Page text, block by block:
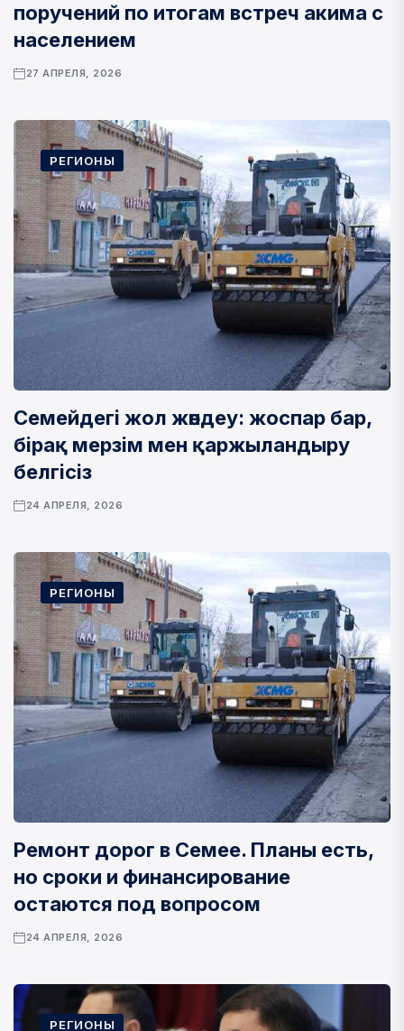
поручений по итогам встреч акима с
населением
27 АПРЕЛЯ, 2026
РЕГИОНЫ
Семейдегі жол жөндеу: жоспар бар,
бірақ мерзім мен қаржыландыру
белгісіз
24 АПРЕЛЯ, 2026
РЕГИОНЫ
Ремонт дорог в Семее. Планы есть,
но сроки и финансирование
остаются под вопросом
24 АПРЕЛЯ, 2026
РЕГИОНЫ